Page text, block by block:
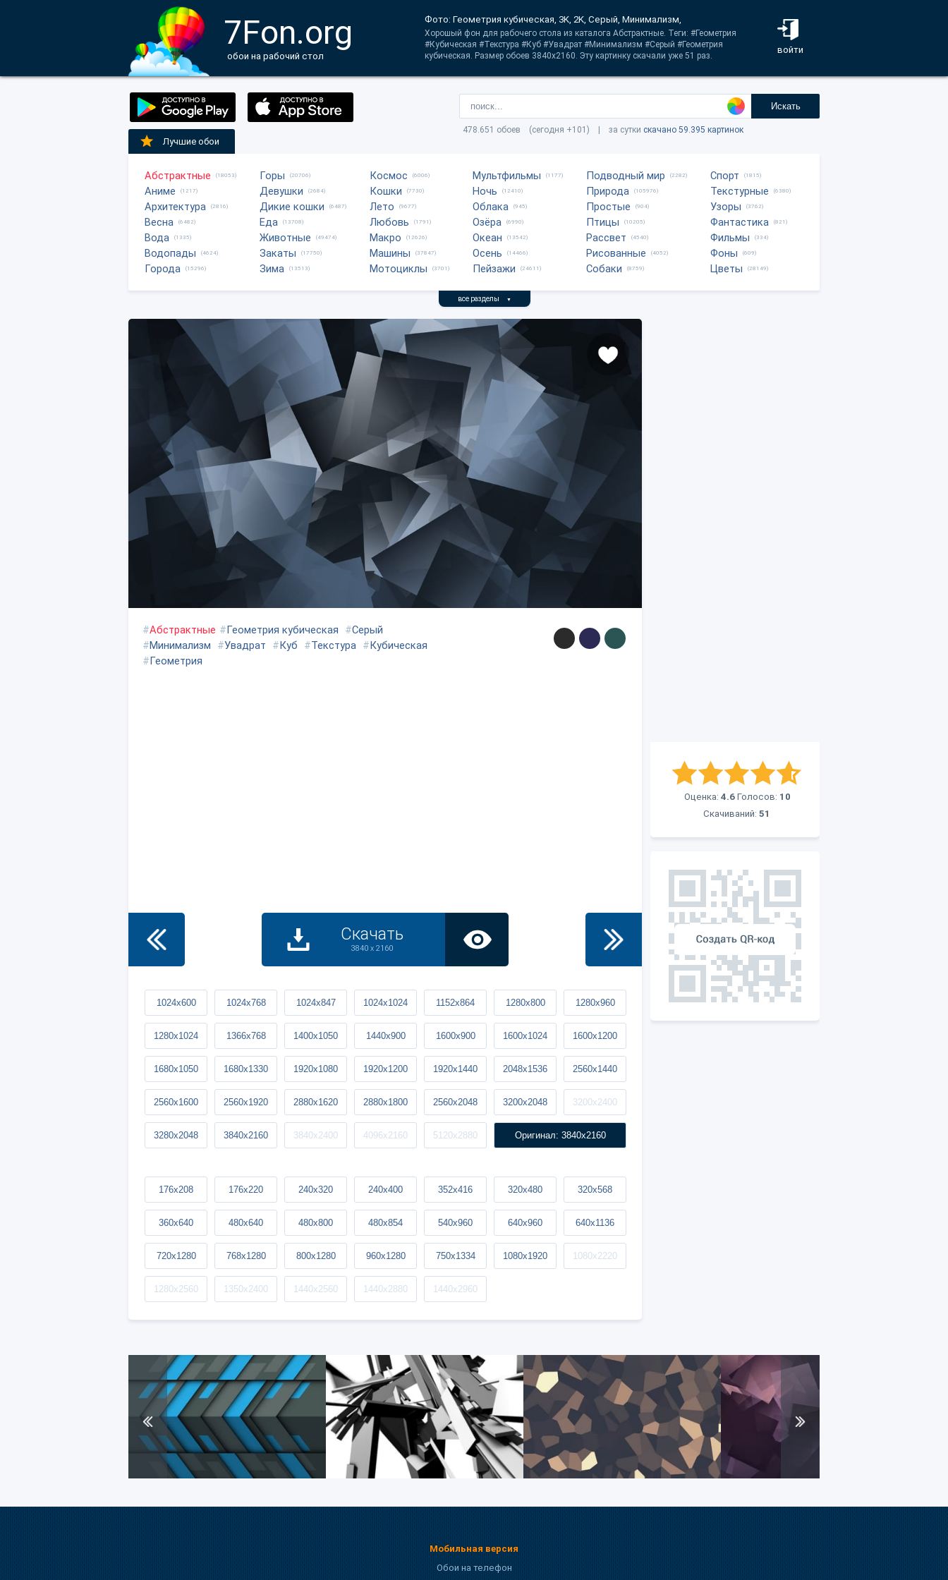
7Fon.org
обои на рабочий стол
войти
Фото: Геометрия кубическая, 3K, 2K, Серый, Минимализм,
Хорошый фон для рабочего стола из каталога Абстрактные. Теги: #Геометрия
#Кубическая #Текстура #Куб #Увадрат #Минимализм #Серый #Геометрия
кубическая. Размер обоев 3840x2160. Эту картинку скачали уже 51 раз.
Искать
478.651 обоев (сегодня +101) | за сутки скачано 59.395 картинок
Лучшие обои
Абстрактные (18053)
Аниме (1217)
Архитектура (2816)
Весна (6482)
Вода (1335)
Водопады (4624)
Города (15296)
Горы (20706)
Девушки (2684)
Дикие кошки (6487)
Еда (13708)
Животные (49474)
Закаты (17750)
Зима (13513)
Космос (6006)
Кошки (7730)
Лето (9677)
Любовь (1791)
Макро (12626)
Машины (37847)
Мотоциклы (3701)
Мультфильмы (1177)
Ночь (12410)
Облака (945)
Озёра (6990)
Океан (13542)
Осень (14466)
Пейзажи (24611)
Подводный мир (2282)
Природа (105976)
Простые (904)
Птицы (10205)
Рассвет (4540)
Рисованные (4052)
Собаки (8759)
Спорт (1815)
Текстурные (6380)
Узоры (3762)
Фантастика (821)
Фильмы (334)
Фоны (609)
Цветы (28149)
все разделы ▼
Оценка: 4.6 Голосов: 10
Скачиваний: 51
#Абстрактные #Геометрия кубическая #Серый
#Минимализм #Увадрат #Куб #Текстура #Кубическая
#Геометрия
Скачать
3840 x 2160
1024x600 1024x768 1024x847 1024x1024 1152x864 1280x800 1280x960
1280x1024 1366x768 1400x1050 1440x900 1600x900 1600x1024 1600x1200
1680x1050 1680x1330 1920x1080 1920x1200 1920x1440 2048x1536 2560x1440
2560x1600 2560x1920 2880x1620 2880x1800 2560x2048 3200x2048 3200x2400
3280x2048 3840x2160 3840x2400 4096x2160 5120x2880 Оригинал: 3840x2160
176x208 176x220 240x320 240x400 352x416 320x480 320x568
360x640 480x640 480x800 480x854 540x960 640x960 640x1136
720x1280 768x1280 800x1280 960x1280 750x1334 1080x1920 1080x2220
1280x2560 1350x2400 1440x2560 1440x2880 1440x2960
Мобильная версия
Обои на телефон